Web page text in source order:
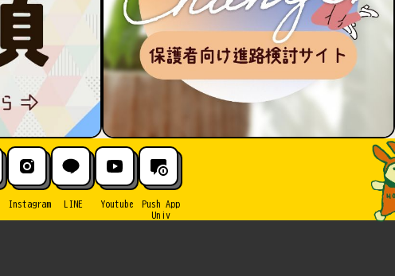
Instagram LINE Youtube
Push App
Univ